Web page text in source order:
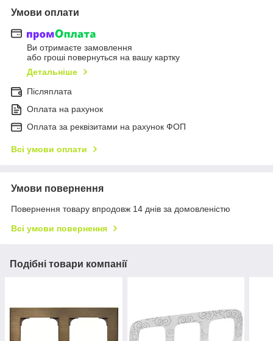
Умови оплати
Ви отримаєте замовлення
або гроші повернуться на вашу картку
Детальніше
Післяплата
Оплата на рахунок
Оплата за реквізитами на рахунок ФОП
Всі умови оплати
Умови повернення
Повернення товару впродовж 14 днів за домовленістю
Всі умови повернення
Подібні товари компанії